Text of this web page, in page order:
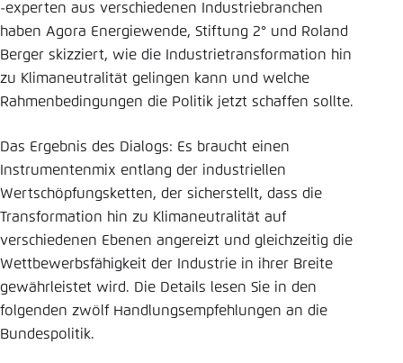
-experten aus verschiedenen Industriebranchen
haben Agora Energiewende, Stiftung 2° und Roland
Berger skizziert, wie die Industrietransformation hin
zu Klimaneutralität gelingen kann und welche
Rahmenbedingungen die Politik jetzt schaffen sollte.
Das Ergebnis des Dialogs: Es braucht einen
Instrumentenmix entlang der industriellen
Wertschöpfungsketten, der sicherstellt, dass die
Transformation hin zu Klimaneutralität auf
verschiedenen Ebenen angereizt und gleichzeitig die
Wettbewerbsfähigkeit der Industrie in ihrer Breite
gewährleistet wird. Die Details lesen Sie in den
folgenden zwölf Handlungsempfehlungen an die
Bundespolitik.